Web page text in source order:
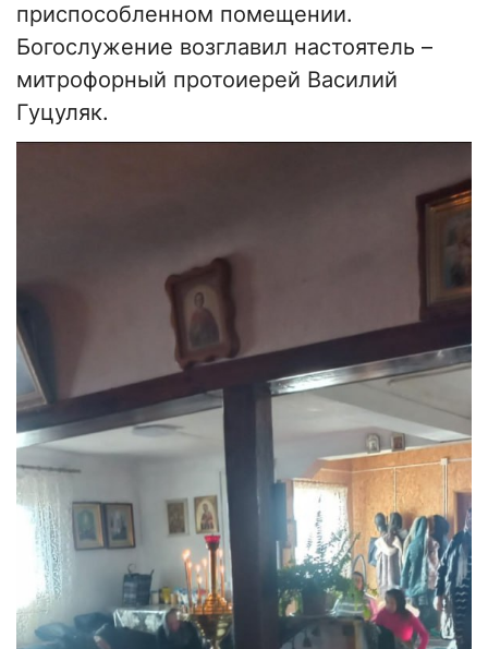
приспособленном помещении.
Богослужение возглавил настоятель –
митрофорный протоиерей Василий
Гуцуляк.